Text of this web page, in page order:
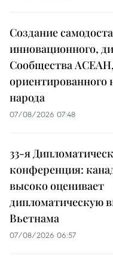
Создание
инновационного,
Сообщества АСЕАН,
ориентированного
народа
07/08/2026 07:48
33-я
конференция:
высоко оценивает
дипломатическую
Вьетнама
07/08/2026 06:57